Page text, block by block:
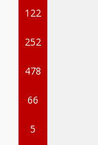
122
252
478
66
5